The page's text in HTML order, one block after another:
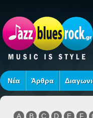
Νέα Άρθρα
A B C D E F